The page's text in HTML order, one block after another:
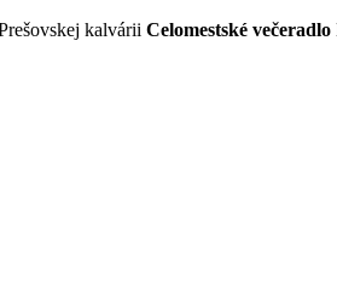
kalvárii Celomestské večeradlo